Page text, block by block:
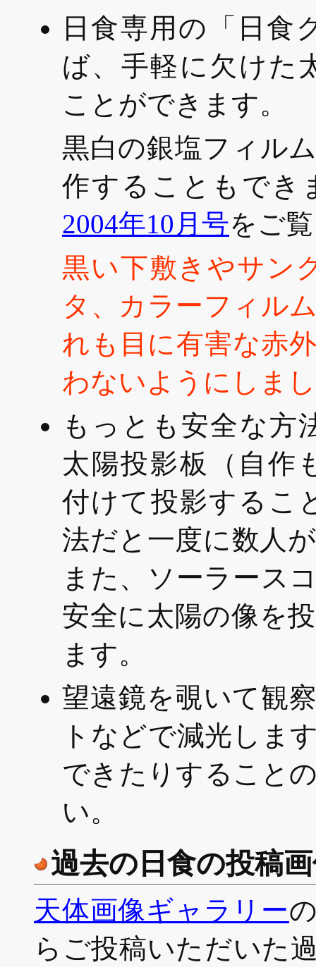
日食専用の「日食
ば、手軽に欠けた
ことができます。
黒白の銀塩フィル
作することもでき
2004年10月号をご
黒い下敷きやサン
タ、カラーフィル
れも目に有害な赤
わないようにしま
もっとも安全な方
太陽投影板（自作
付けて投影するこ
法だと一度に数人
また、ソーラース
安全に太陽の像を
ます。
望遠鏡を覗いて観
トなどで減光しま
できたりすること
い。
過去の日食の投稿
天体画像ギャラリー
らご投稿いただいた